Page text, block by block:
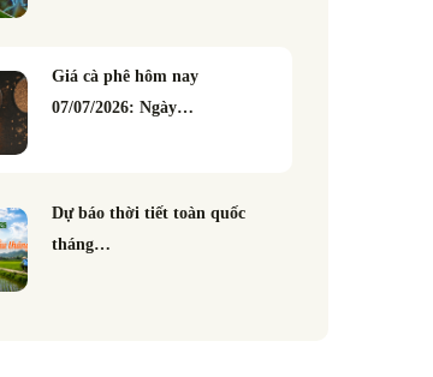
Giá cà phê hôm nay
07/07/2026: Ngày…
Dự báo thời tiết toàn quốc
tháng…